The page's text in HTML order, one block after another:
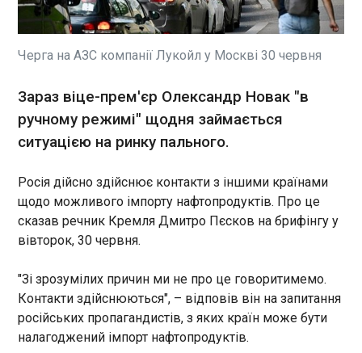
PURL. Розшифровується ця абревіатура як
Prioritized Ukraine Requirements List, або ж
"Список пріоритетних потреб України". Це
американську зброю, зокрема критично
необхідні нам перехоплювачі для систем Patriot.
Згідно з домовленостями, оплачують це країни-
члени НАТО та інші партнери (крім США).
ЧИТАТЬ
Наступник Стармера відмовився прийти на
17:44:33
У вівторок ввечері в Лондоні відбудеться
розкішна літня вечірка посольства США,
присвячена 250-річчю незалежності, на яку
з’їдуться міністри, військові високопосадовці,
наступний прем’єр Енді Бернем не братиме
участі в цьому заході.
ЧИТАТЬ
У Парагваї оголосили вихідний після
Черга на АЗС компанії Лукойл у Москві 30 червня
Зараз віце-прем'єр Олександр Новак "в
ручному режимі" щодня займається
ситуацією на ринку пального.
Росія дійсно здійснює контакти з іншими країнами
щодо можливого імпорту нафтопродуктів. Про це
сказав речник Кремля Дмитро Пєсков на брифінгу у
вівторок, 30 червня.
"Зі зрозумілих причин ми не про це говоритимемо.
Контакти здійснюються", – відповів він на запитання
російських пропагандистів, з яких країн може бути
налагоджений імпорт нафтопродуктів.